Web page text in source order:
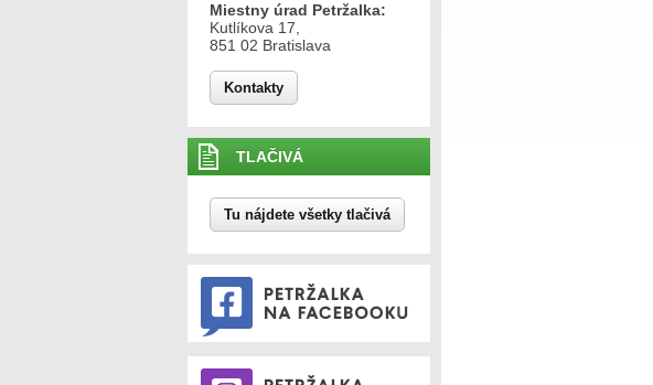
Miestny úrad Petržalka:
Kutlíkova 17,
851 02 Bratislava
Kontakty
TLAČIVÁ
Tu nájdete všetky tlačivá